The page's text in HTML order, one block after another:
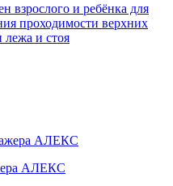
взрослого и ребёнка для
проходимости верхних
и стоя
АЛЕКС